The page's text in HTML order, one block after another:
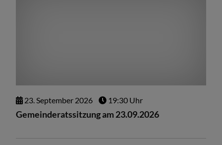
23. September 2026 19:30 Uhr
Gemeinderatssitzung am 23.09.2026